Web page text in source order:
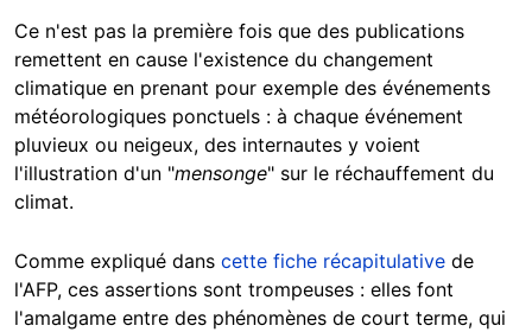
Ce n'est pas la première fois que des publications
remettent en cause l'existence du changement
climatique en prenant pour exemple des événements
météorologiques ponctuels : à chaque événement
pluvieux ou neigeux, des internautes y voient
l'illustration d'un "mensonge" sur le réchauffement du
climat.
Comme expliqué dans cette fiche récapitulative de
l'AFP, ces assertions sont trompeuses : elles font
l'amalgame entre des phénomènes de court terme, qui